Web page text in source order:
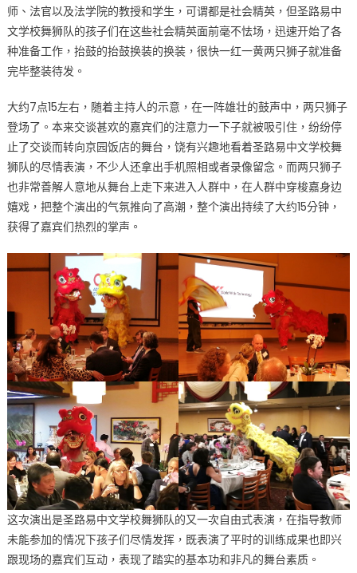
Association）
之
邀
记〉
中
师、法官以及法学院的教授和学生，可谓都是社会精英，但圣路易中
文学校舞狮队的孩子们在这些社会精英面前毫不怯场，迅速开始了各
种准备工作，抬鼓的抬鼓换装的换装，很快一红一黄两只狮子就准备
完毕整装待发。
大约7点15左右，随着主持人的示意，在一阵雄壮的鼓声中，两只狮子
登场了。本来交谈甚欢的嘉宾们的注意力一下子就被吸引住，纷纷停
止了交谈而转向京园饭店的舞台，饶有兴趣地看着圣路易中文学校舞
狮队的尽情表演，不少人还拿出手机照相或者录像留念。而两只狮子
也非常善解人意地从舞台上走下来进入人群中，在人群中穿梭嘉身边
嬉戏，把整个演出的气氛推向了高潮，整个演出持续了大约15分钟，
获得了嘉宾们热烈的掌声。
这次演出是圣路易中文学校舞狮队的又一次自由式表演，在指导教师
未能参加的情况下孩子们尽情发挥，既表演了平时的训练成果也即兴
跟现场的嘉宾们互动，表现了踏实的基本功和非凡的舞台素质。